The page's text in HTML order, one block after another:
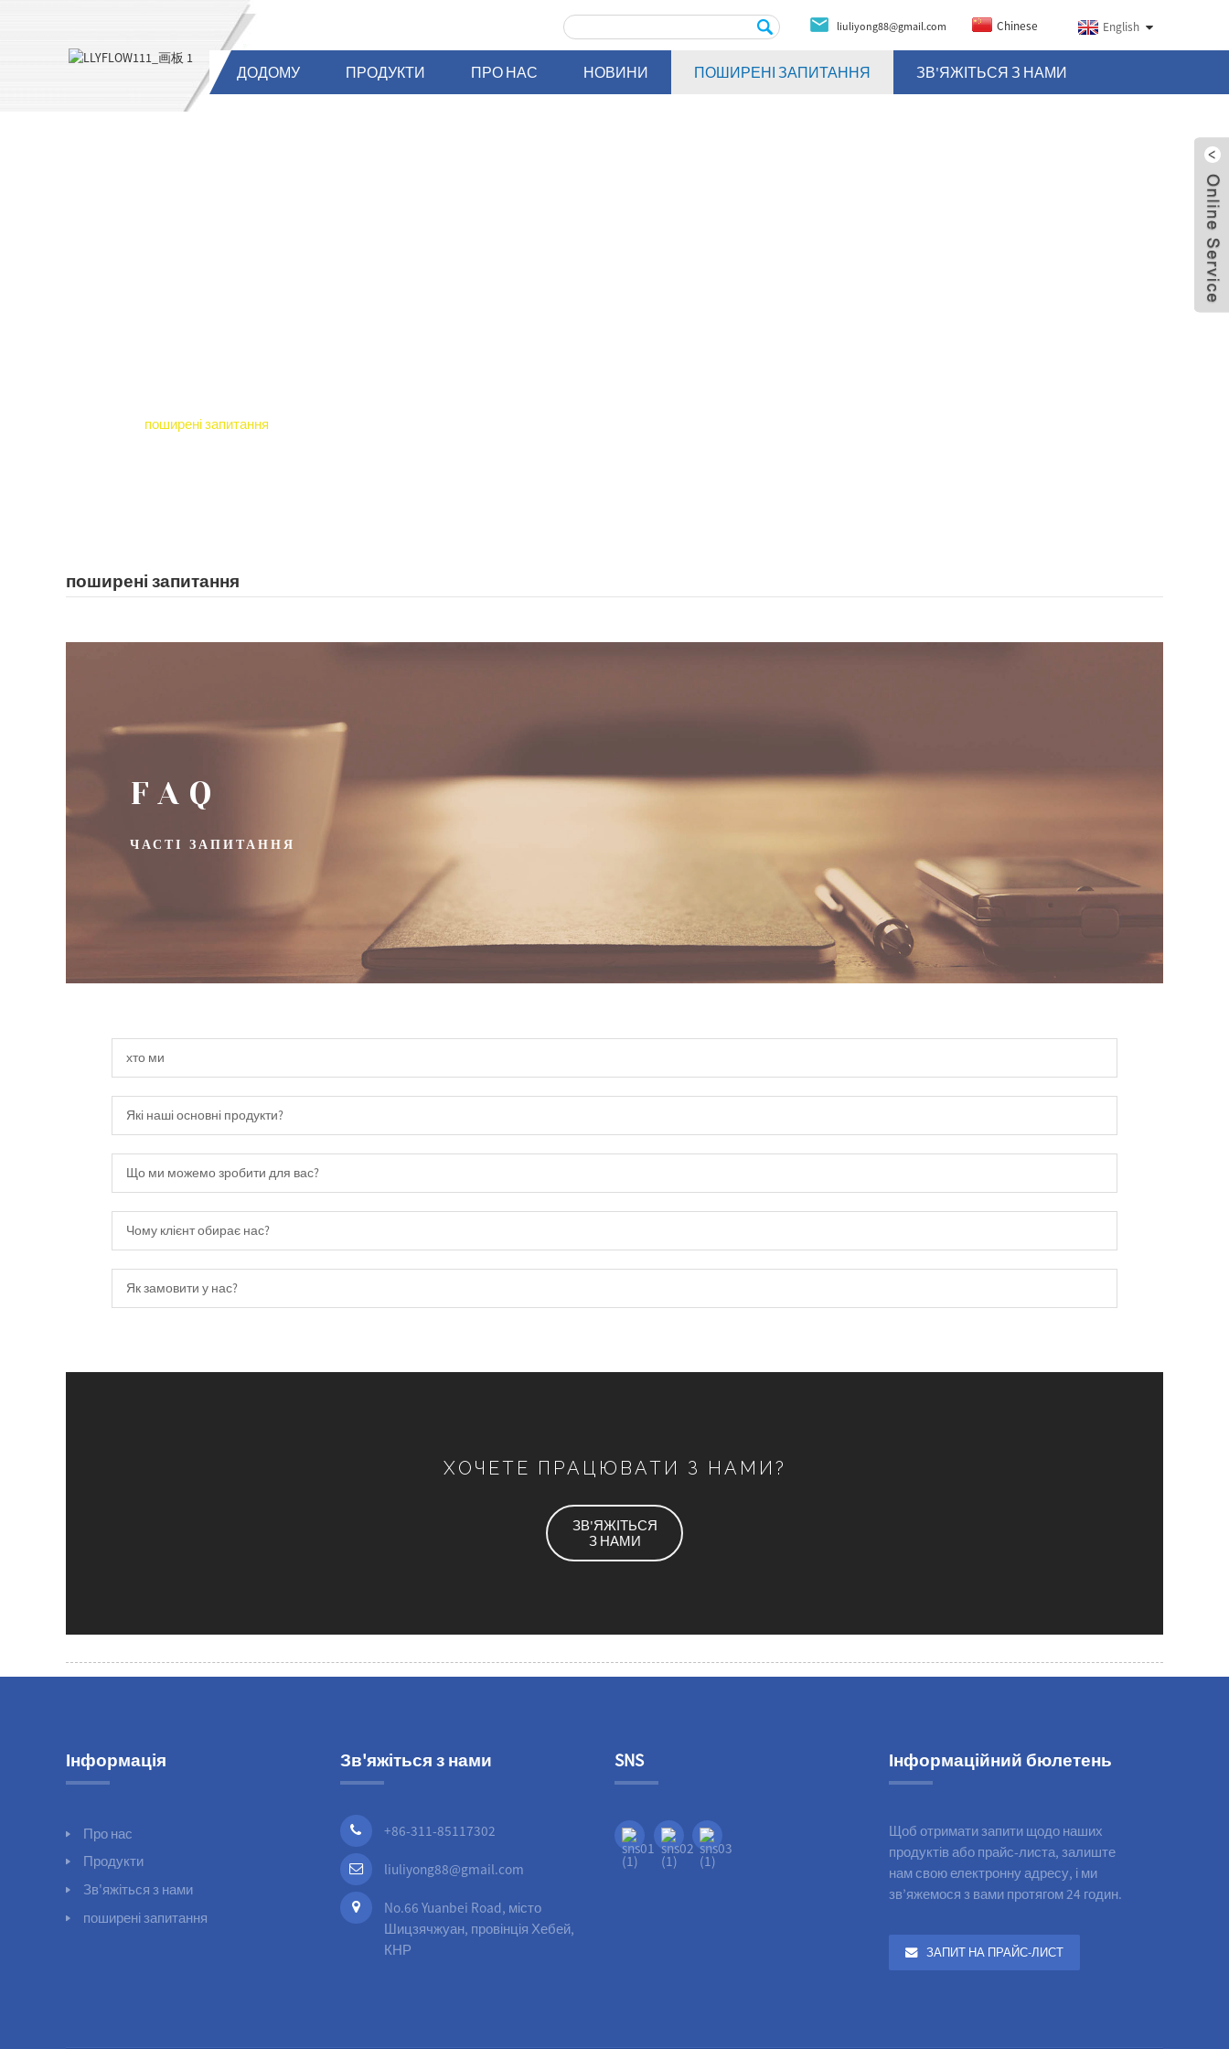
liuliyong88@gmail.com Chinese English
ДОДОМУ ПРОДУКТИ ПРО НАС НОВИНИ ПОШИРЕНІ ЗАПИТАННЯ ЗВ'ЯЖІТЬСЯ З НАМИ
поширені запитання
поширені запитання
FAQ
ЧАСТІ ЗАПИТАННЯ
хто ми
Які наші основні продукти?
Що ми можемо зробити для вас?
Чому клієнт обирає нас?
Як замовити у нас?
ХОЧЕТЕ ПРАЦЮВАТИ З НАМИ?
ЗВ'ЯЖІТЬСЯ
З НАМИ
Інформація
Про нас
Продукти
Зв'яжіться з нами
поширені запитання
Зв'яжіться з нами
+86-311-85117302
liuliyong88@gmail.com
No.66 Yuanbei Road, місто
Шицзячжуан, провінція Хебей,
КНР
SNS Інформаційний бюлетень
Щоб отримати запити щодо наших
продуктів або прайс-листа, залиште
нам свою електронну адресу, і ми
зв’яжемося з вами протягом 24 годин.
ЗАПИТ НА ПРАЙС-ЛИСТ